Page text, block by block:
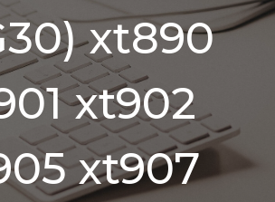
xt890
xt902
xt907